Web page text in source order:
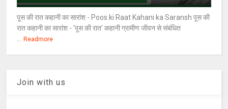
पूस की रात कहानी का सारांश - Poos ki Raat Kahani ka Saransh पूस की
रात कहानी का सारांश - 'पूस की रात' कहानी ग्रामीण जीवन से संबंधित
... Readmore
Join with us